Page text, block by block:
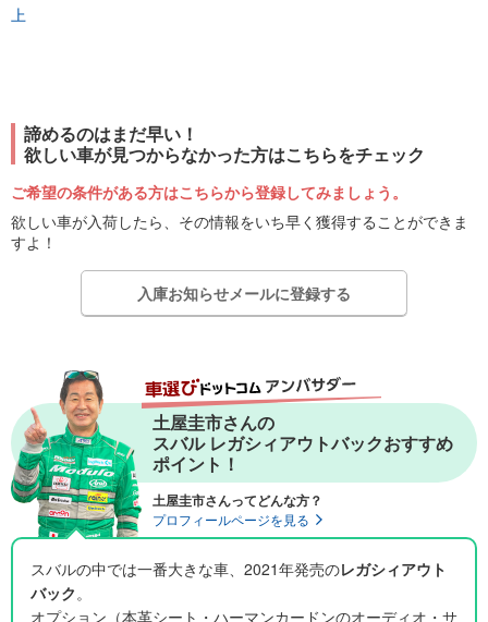
上
諦めるのはまだ早い！
欲しい車が見つからなかった方はこちらをチェック
ご希望の条件がある方はこちらから登録してみましょう。
欲しい車が入荷したら、その情報をいち早く獲得することができま
すよ！
入庫お知らせメールに登録する
土屋圭市さんの
スバル レガシィアウトバックおすすめ
ポイント！
土屋圭市さんってどんな方？
プロフィールページを見る
スバルの中では一番大きな車、2021年発売のレガシィアウト
バック。
オプション（本革シート・ハーマンカードンのオーディオ・サ